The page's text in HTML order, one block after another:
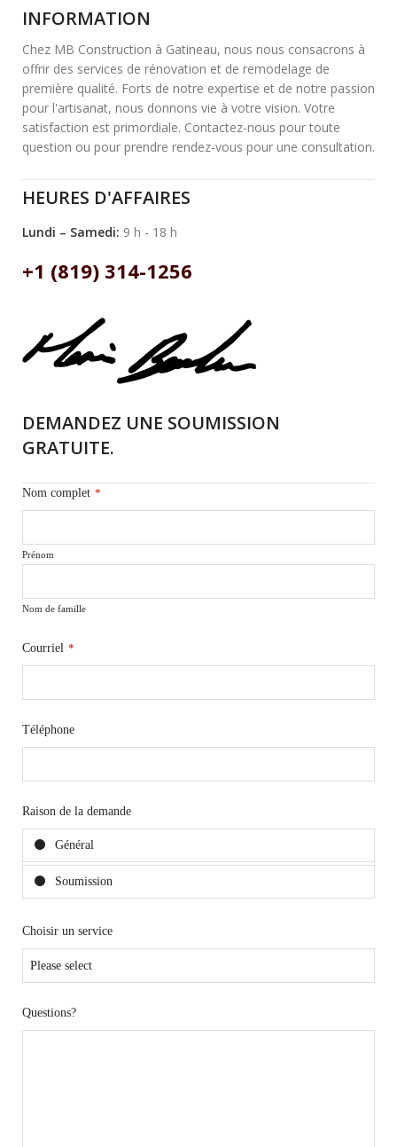
INFORMATION
Chez MB Construction à Gatineau, nous nous consacrons à
offrir des services de rénovation et de remodelage de
première qualité. Forts de notre expertise et de notre passion
pour l'artisanat, nous donnons vie à votre vision. Votre
satisfaction est primordiale. Contactez-nous pour toute
question ou pour prendre rendez-vous pour une consultation.
HEURES D'AFFAIRES
Lundi – Samedi: 9 h - 18 h
+1 (819) 314-1256
DEMANDEZ UNE SOUMISSION
GRATUITE.
Nom complet *
Prénom
Nom de famille
Courriel *
Téléphone
Raison de la demande
Général
Soumission
Choisir un service
Questions?